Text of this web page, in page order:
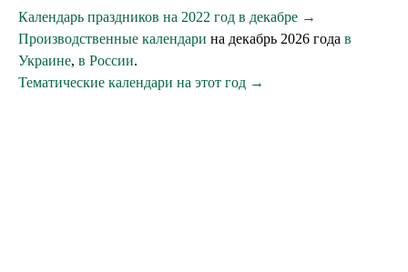
Календарь праздников на 2022 год в декабре →
Производственные календари на декабрь 2026 года в
Украине, в России.
Тематические календари на этот год →